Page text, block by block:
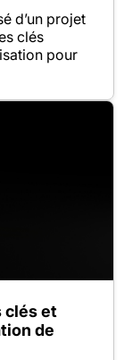
d’un projet
clés
pour
clés et
de